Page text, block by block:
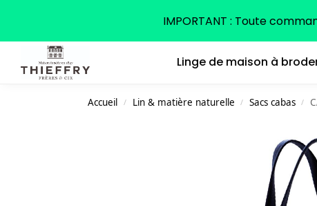
Linge de maison à
Accueil / Lin & matière naturelle / Sacs cabas /
IMPORTANT : Toute